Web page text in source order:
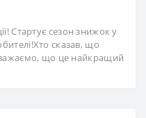
Стартує сезон знижок у
сказав, що
що це найкращий